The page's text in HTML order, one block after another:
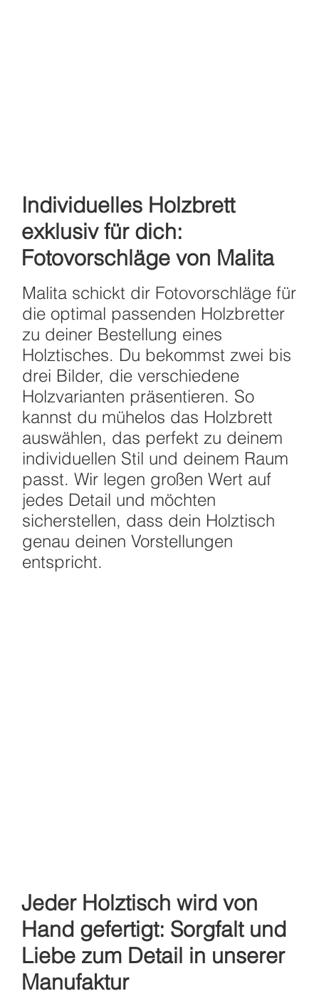
Individuelles Holzbrett
exklusiv für dich:
Fotovorschläge von Malita
Malita schickt dir Fotovorschläge für
die optimal passenden Holzbretter
zu deiner Bestellung eines
Holztisches. Du bekommst zwei bis
drei Bilder, die verschiedene
Holzvarianten präsentieren. So
kannst du mühelos das Holzbrett
auswählen, das perfekt zu deinem
individuellen Stil und deinem Raum
passt. Wir legen großen Wert auf
jedes Detail und möchten
sicherstellen, dass dein Holztisch
genau deinen Vorstellungen
entspricht.
Jeder Holztisch wird von
Hand gefertigt: Sorgfalt und
Liebe zum Detail in unserer
Manufaktur